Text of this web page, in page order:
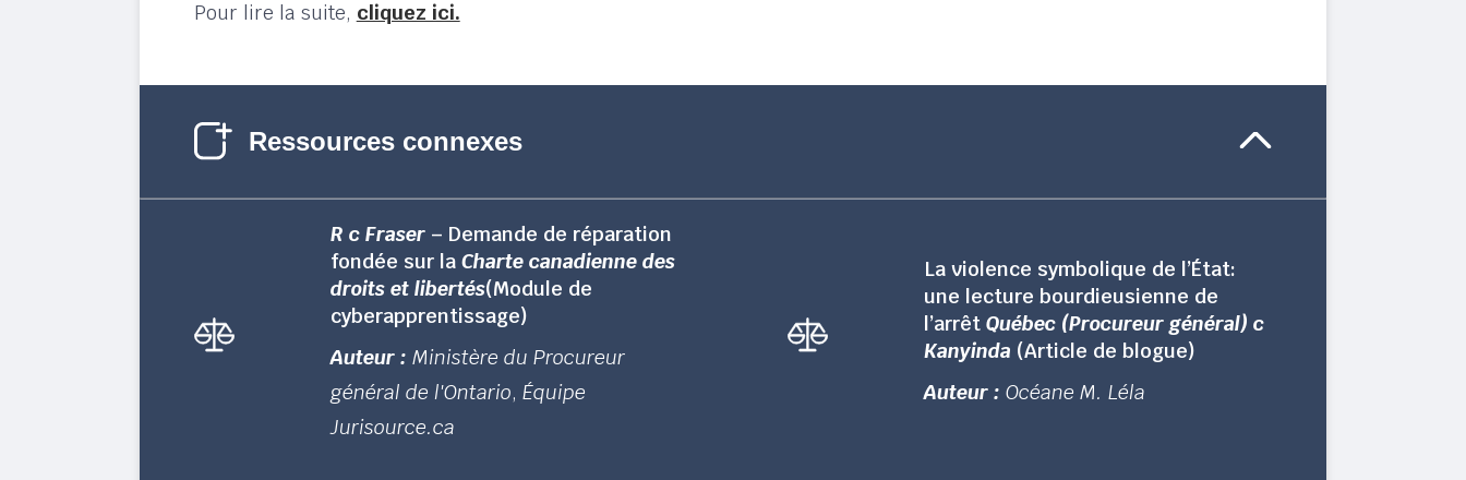
Pour lire la suite, cliquez ici.
Ressources connexes
R c Fraser– Demande de réparation
fondée sur la Charte canadienne des
droits et libertés(Module de
cyberapprentissage)
Auteur : Ministère du Procureur
général de l'Ontario, Équipe
Jurisource.ca
La violence symbolique de l’État:
une lecture bourdieusienne de
l’arrêt Québec (Procureur général) c
Kanyinda (Article de blogue)
Auteur : Océane M. Léla